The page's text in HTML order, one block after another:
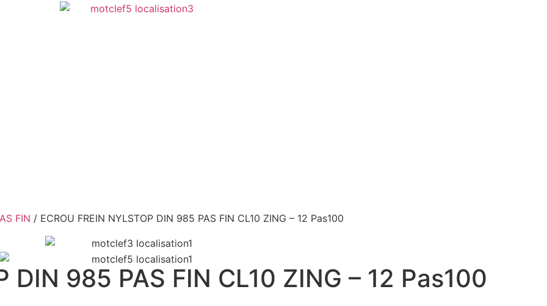
FIN / ECROU FREIN NYLSTOP DIN 985 PAS FIN CL10 ZING – 12 Pas100
DIN 985 PAS FIN CL10 ZING – 12 Pas100